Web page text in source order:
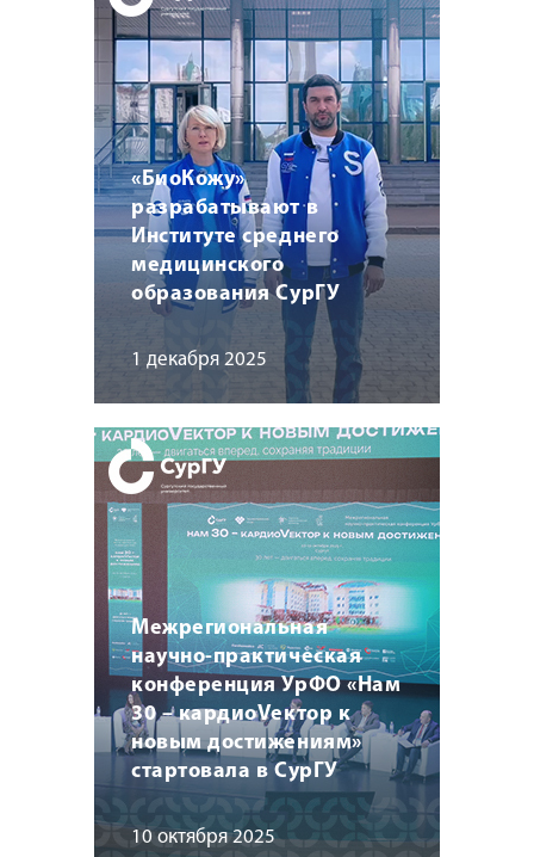
«БиоКожу»
разрабатывают в
Институте среднего
медицинского
образования СурГУ
1 декабря 2025
Межрегиональная
научно-практическая
конференция УрФО «Нам
30 – кардиоVектор к
новым достижениям»
стартовала в СурГУ
10 октября 2025